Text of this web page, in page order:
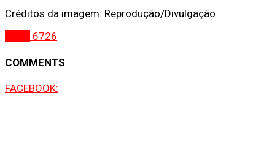
Créditos da imagem: Reprodução/Divulgação
6726
COMMENTS
FACEBOOK: